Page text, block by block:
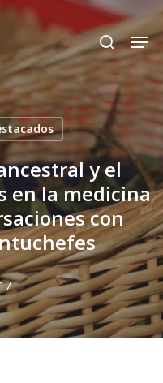
search
y el
en la medicina
con
Close
Menu